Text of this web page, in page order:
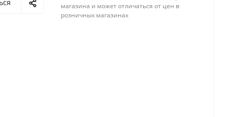
магазина и может отличаться от цен в
розничных магазинах